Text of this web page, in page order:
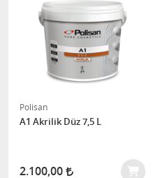
Polisan
A1 Akrilik Düz 7,5 L
2.100,00